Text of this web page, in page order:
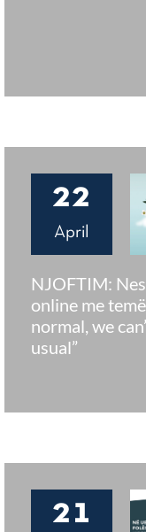
22
April
NJOFTIM:
online me
normal, we
usual”
21